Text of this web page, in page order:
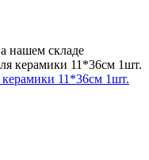
нашем складе
11*36см 1шт.